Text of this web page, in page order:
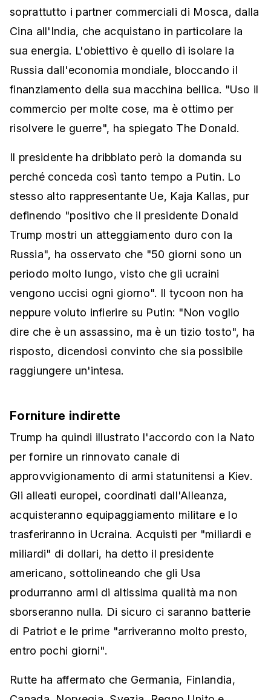
soprattutto i partner commerciali di Mosca, dalla
Cina all'India, che acquistano in particolare la
sua energia. L'obiettivo è quello di isolare la
Russia dall'economia mondiale, bloccando il
finanziamento della sua macchina bellica. "Uso il
commercio per molte cose, ma è ottimo per
risolvere le guerre", ha spiegato The Donald.
Il presidente ha dribblato però la domanda su
perché conceda così tanto tempo a Putin. Lo
stesso alto rappresentante Ue, Kaja Kallas, pur
definendo "positivo che il presidente Donald
Trump mostri un atteggiamento duro con la
Russia", ha osservato che "50 giorni sono un
periodo molto lungo, visto che gli ucraini
vengono uccisi ogni giorno". Il tycoon non ha
neppure voluto infierire su Putin: "Non voglio
dire che è un assassino, ma è un tizio tosto", ha
risposto, dicendosi convinto che sia possibile
raggiungere un'intesa.
Forniture indirette
Trump ha quindi illustrato l'accordo con la Nato
per fornire un rinnovato canale di
approvvigionamento di armi statunitensi a Kiev.
Gli alleati europei, coordinati dall'Alleanza,
acquisteranno equipaggiamento militare e lo
trasferiranno in Ucraina. Acquisti per "miliardi e
miliardi" di dollari, ha detto il presidente
americano, sottolineando che gli Usa
produrranno armi di altissima qualità ma non
sborseranno nulla. Di sicuro ci saranno batterie
di Patriot e le prime "arriveranno molto presto,
entro pochi giorni".
Rutte ha affermato che Germania, Finlandia,